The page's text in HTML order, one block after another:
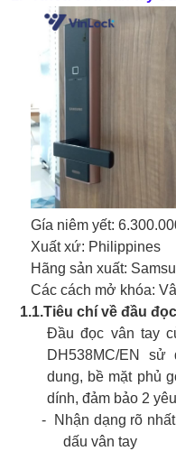
Gía niêm yết:
Xuất xứ: Philippines
Hãng sản xuất:
Các cách mở khóa:
1.1.Tiêu chí về đầu
Đầu đọc vân tay
DH538MC/EN
dung, bề mặt phủ
dính, đảm bảo 2
-
Nhận dạng rõ
dấu vân tay